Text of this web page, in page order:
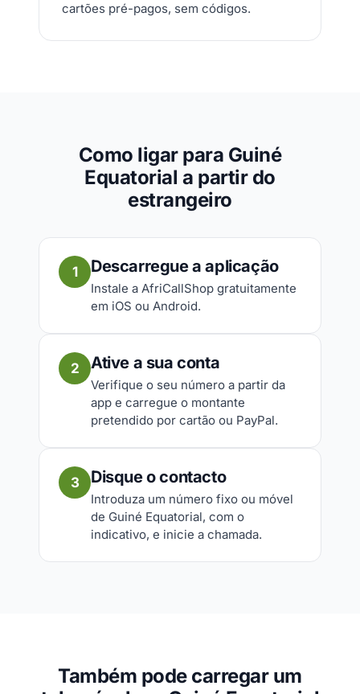
cartões pré-pagos, sem códigos.
Como ligar para Guiné
Equatorial a partir do
estrangeiro
1 Descarregue a aplicação
Instale a AfriCallShop gratuitamente
em iOS ou Android.
2 Ative a sua conta
Verifique o seu número a partir da
app e carregue o montante
pretendido por cartão ou PayPal.
3 Disque o contacto
Introduza um número fixo ou móvel
de Guiné Equatorial, com o
indicativo, e inicie a chamada.
Também pode carregar um